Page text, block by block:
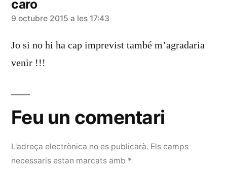
caro
diu:
9 octubre 2015 a les 17:43
Jo si no hi ha cap imprevist també m’agradaria
venir !!!
Feu un comentari
L'adreça electrònica no es publicarà. Els camps
necessaris estan marcats amb *